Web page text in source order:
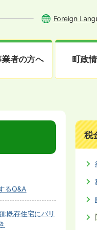
Foreign
業者の方へ 町政
るQ&A
:既存住宅にバリ
税